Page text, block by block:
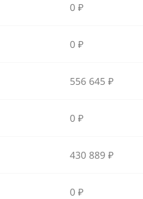
0 ₽
0 ₽
556 645 ₽
0 ₽
430 889 ₽
0 ₽